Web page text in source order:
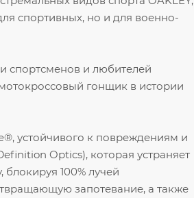
спортивных, но и для военно-
спортсменов и любителей
гонщик в истории
устойчивого к повреждениям и
Optics), которая устраняет
100% лучей
запотевание, а также